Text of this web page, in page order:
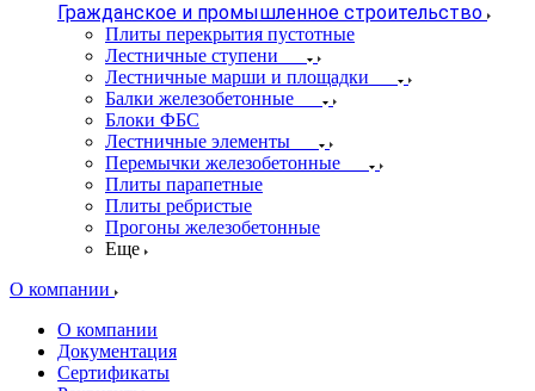
Гражданское и промышленное строительство
Плиты перекрытия пустотные
Лестничные ступени
Лестничные марши и площадки
Балки железобетонные
Блоки ФБС
Лестничные элементы
Перемычки железобетонные
Плиты парапетные
Плиты ребристые
Прогоны железобетонные
Еще
О компании
О компании
Документация
Сертификаты